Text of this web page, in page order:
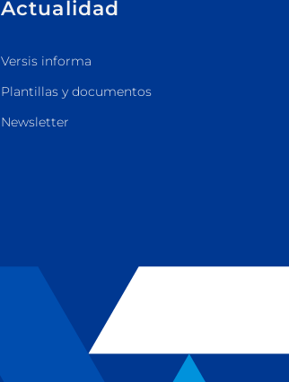
Actualidad
Versis informa
Plantillas y documentos
Newsletter